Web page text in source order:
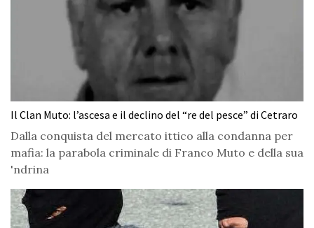
Il Clan Muto: l’ascesa e il declino del “re del pesce” di Cetraro
Dalla conquista del mercato ittico alla condanna per
mafia: la parabola criminale di Franco Muto e della sua
'ndrina